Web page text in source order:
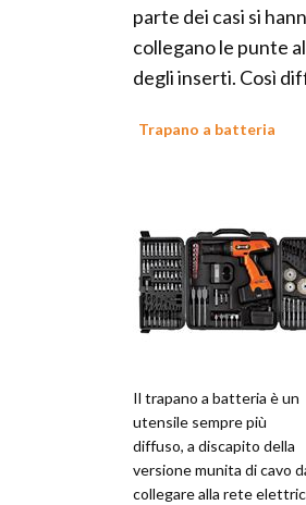
parte dei casi si
collegano le punte
degli inserti. Così
Trapano a batteria
Il trapano a batteria è un
utensile sempre più
diffuso, a discapito della
versione munita di cavo
collegare alla rete